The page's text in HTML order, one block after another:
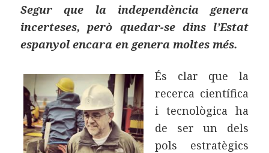
Segur que la independència genera
incerteses, però quedar-se dins l’Estat
espanyol encara en genera moltes més.
És clar que la
recerca científica
i tecnològica ha
de ser un dels
pols estratègics